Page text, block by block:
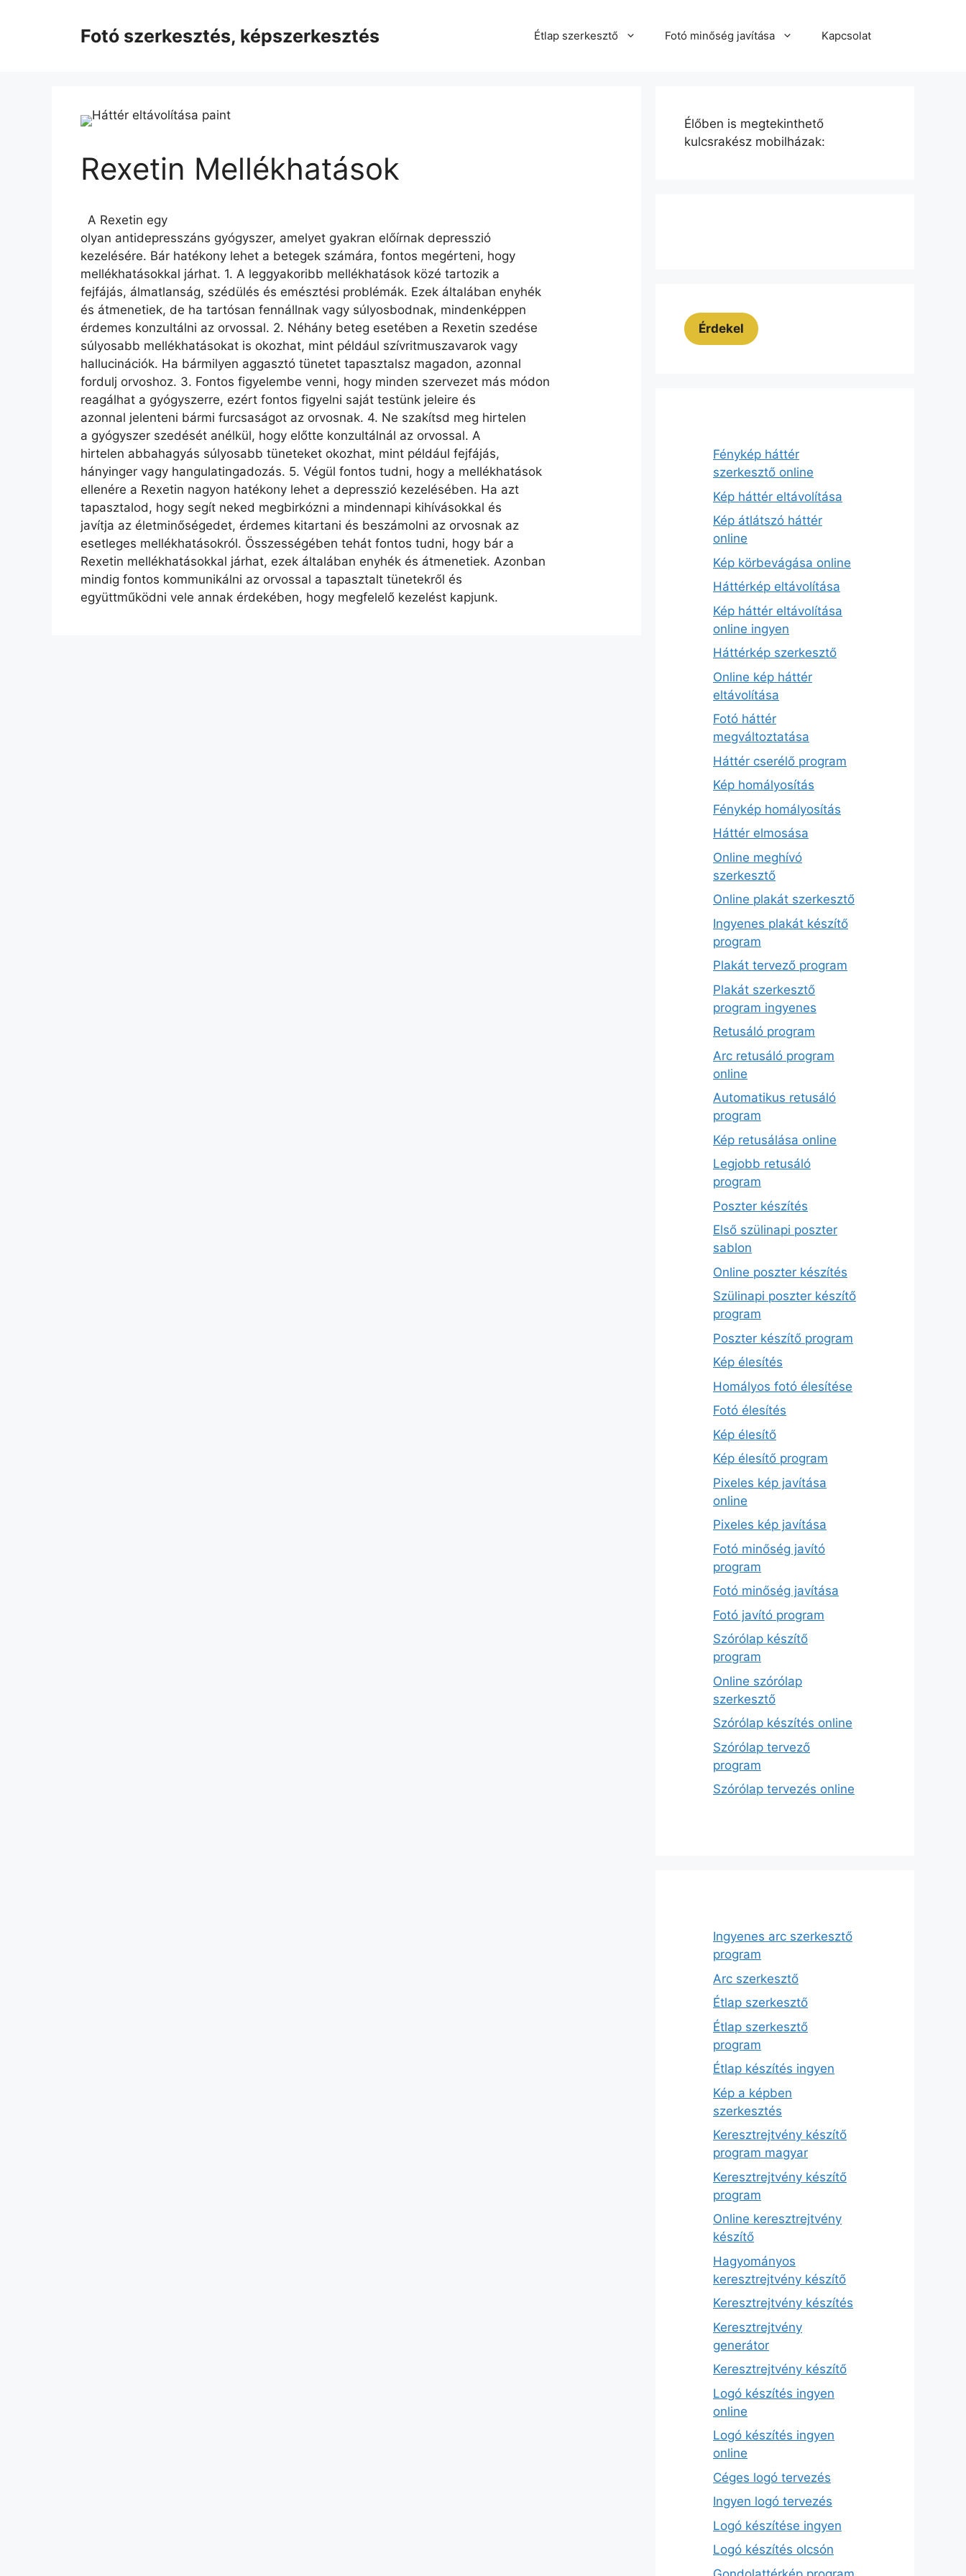
Fotó szerkesztés, képszerkesztés Étlap szerkesztő Fotó minőség javítása Kapcsolat
Rexetin Mellékhatások
A Rexetin egy
olyan antidepresszáns gyógyszer, amelyet gyakran előírnak depresszió
kezelésére. Bár hatékony lehet a betegek számára, fontos megérteni, hogy
mellékhatásokkal járhat. 1. A leggyakoribb mellékhatások közé tartozik a
fejfájás, álmatlanság, szédülés és emésztési problémák. Ezek általában enyhék
és átmenetiek, de ha tartósan fennállnak vagy súlyosbodnak, mindenképpen
érdemes konzultálni az orvossal. 2. Néhány beteg esetében a Rexetin szedése
súlyosabb mellékhatásokat is okozhat, mint például szívritmuszavarok vagy
hallucinációk. Ha bármilyen aggasztó tünetet tapasztalsz magadon, azonnal
fordulj orvoshoz. 3. Fontos figyelembe venni, hogy minden szervezet más módon
reagálhat a gyógyszerre, ezért fontos figyelni saját testünk jeleire és
azonnal jelenteni bármi furcsaságot az orvosnak. 4. Ne szakítsd meg hirtelen
a gyógyszer szedését anélkül, hogy előtte konzultálnál az orvossal. A
hirtelen abbahagyás súlyosabb tüneteket okozhat, mint például fejfájás,
hányinger vagy hangulatingadozás. 5. Végül fontos tudni, hogy a mellékhatások
ellenére a Rexetin nagyon hatékony lehet a depresszió kezelésében. Ha azt
tapasztalod, hogy segít neked megbirkózni a mindennapi kihívásokkal és
javítja az életminőségedet, érdemes kitartani és beszámolni az orvosnak az
esetleges mellékhatásokról. Összességében tehát fontos tudni, hogy bár a
Rexetin mellékhatásokkal járhat, ezek általában enyhék és átmenetiek. Azonban
mindig fontos kommunikálni az orvossal a tapasztalt tünetekről és
együttműködni vele annak érdekében, hogy megfelelő kezelést kapjunk.
Élőben is megtekinthető
kulcsrakész mobilházak:
Érdekel
Fénykép háttér
szerkesztő online
Kép háttér eltávolítása
Kép átlátszó háttér
online
Kép körbevágása online
Háttérkép eltávolítása
Kép háttér eltávolítása
online ingyen
Háttérkép szerkesztő
Online kép háttér
eltávolítása
Fotó háttér
megváltoztatása
Háttér cserélő program
Kép homályosítás
Fénykép homályosítás
Háttér elmosása
Online meghívó
szerkesztő
Online plakát szerkesztő
Ingyenes plakát készítő
program
Plakát tervező program
Plakát szerkesztő
program ingyenes
Retusáló program
Arc retusáló program
online
Automatikus retusáló
program
Kép retusálása online
Legjobb retusáló
program
Poszter készítés
Első szülinapi poszter
sablon
Online poszter készítés
Szülinapi poszter készítő
program
Poszter készítő program
Kép élesítés
Homályos fotó élesítése
Fotó élesítés
Kép élesítő
Kép élesítő program
Pixeles kép javítása
online
Pixeles kép javítása
Fotó minőség javító
program
Fotó minőség javítása
Fotó javító program
Szórólap készítő
program
Online szórólap
szerkesztő
Szórólap készítés online
Szórólap tervező
program
Szórólap tervezés online
Ingyenes arc szerkesztő
program
Arc szerkesztő
Étlap szerkesztő
Étlap szerkesztő
program
Étlap készítés ingyen
Kép a képben
szerkesztés
Keresztrejtvény készítő
program magyar
Keresztrejtvény készítő
program
Online keresztrejtvény
készítő
Hagyományos
keresztrejtvény készítő
Keresztrejtvény készítés
Keresztrejtvény
generátor
Keresztrejtvény készítő
Logó készítés ingyen
online
Logó készítés ingyen
online
Céges logó tervezés
Ingyen logó tervezés
Logó készítése ingyen
Logó készítés olcsón